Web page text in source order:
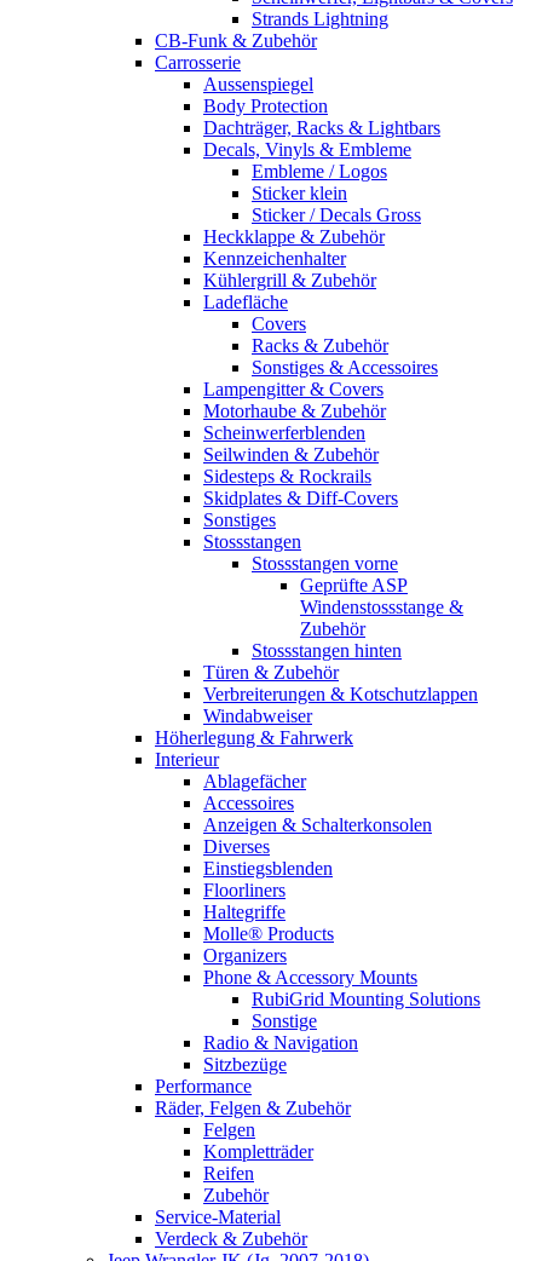
Strands Lightning
CB-Funk & Zubehör
Carrosserie
Aussenspiegel
Body Protection
Dachträger, Racks & Lightbars
Decals, Vinyls & Embleme
Embleme / Logos
Sticker klein
Sticker / Decals Gross
Heckklappe & Zubehör
Kennzeichenhalter
Kühlergrill & Zubehör
Ladefläche
Covers
Racks & Zubehör
Sonstiges & Accessoires
Lampengitter & Covers
Motorhaube & Zubehör
Scheinwerferblenden
Seilwinden & Zubehör
Sidesteps & Rockrails
Skidplates & Diff-Covers
Sonstiges
Stossstangen
Stossstangen vorne
Geprüfte ASP
Windenstossstange &
Zubehör
Stossstangen hinten
Türen & Zubehör
Verbreiterungen & Kotschutzlappen
Windabweiser
Höherlegung & Fahrwerk
Interieur
Ablagefächer
Accessoires
Anzeigen & Schalterkonsolen
Diverses
Einstiegsblenden
Floorliners
Haltegriffe
Molle® Products
Organizers
Phone & Accessory Mounts
RubiGrid Mounting Solutions
Sonstige
Radio & Navigation
Sitzbezüge
Performance
Räder, Felgen & Zubehör
Felgen
Kompletträder
Reifen
Zubehör
Service-Material
Verdeck & Zubehör